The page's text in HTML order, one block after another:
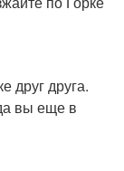
друг друга.
вы еще в